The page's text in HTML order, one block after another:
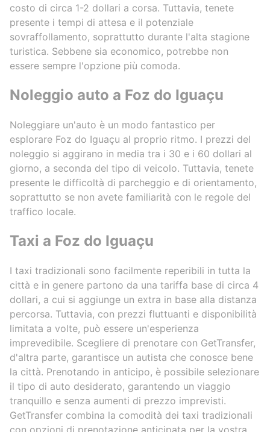
costo di circa 1-2 dollari a corsa. Tuttavia, tenete
presente i tempi di attesa e il potenziale
sovraffollamento, soprattutto durante l'alta stagione
turistica. Sebbene sia economico, potrebbe non
essere sempre l'opzione più comoda.
Noleggio auto a Foz do Iguaçu
Noleggiare un'auto è un modo fantastico per
esplorare Foz do Iguaçu al proprio ritmo. I prezzi del
noleggio si aggirano in media tra i 30 e i 60 dollari al
giorno, a seconda del tipo di veicolo. Tuttavia, tenete
presente le difficoltà di parcheggio e di orientamento,
soprattutto se non avete familiarità con le regole del
traffico locale.
Taxi a Foz do Iguaçu
I taxi tradizionali sono facilmente reperibili in tutta la
città e in genere partono da una tariffa base di circa 4
dollari, a cui si aggiunge un extra in base alla distanza
percorsa. Tuttavia, con prezzi fluttuanti e disponibilità
limitata a volte, può essere un'esperienza
imprevedibile. Scegliere di prenotare con GetTransfer,
d'altra parte, garantisce un autista che conosce bene
la città. Prenotando in anticipo, è possibile selezionare
il tipo di auto desiderato, garantendo un viaggio
tranquillo e senza aumenti di prezzo imprevisti.
GetTransfer combina la comodità dei taxi tradizionali
con opzioni di prenotazione anticipata per la vostra